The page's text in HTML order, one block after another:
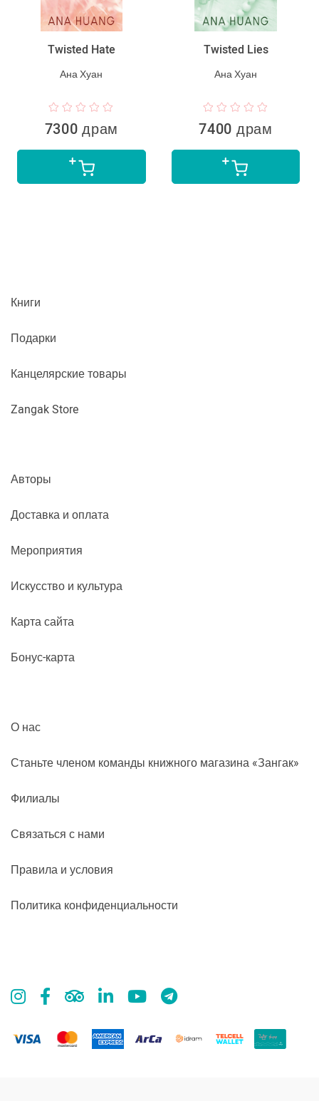
Twisted Hate
Ана Хуан
7300 драм
Twisted Lies
Ана Хуан
7400 драм
Книги
Подарки
Канцелярские товары
Zangak Store
Авторы
Доставка и оплата
Мероприятия
Искусство и культура
Карта сайта
Бонус-карта
О нас
Станьте членом команды книжного магазина «Зангак»
Филиалы
Связаться с нами
Правила и условия
Политика конфиденциальности